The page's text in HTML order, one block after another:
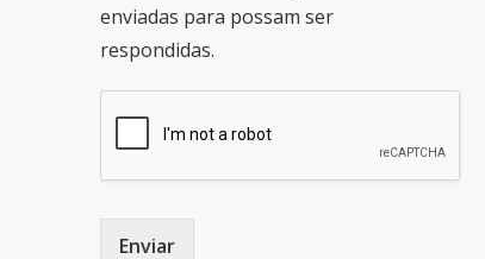
enviadas para possam ser
respondidas.
Enviar